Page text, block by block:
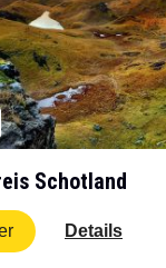
Schotland
Details